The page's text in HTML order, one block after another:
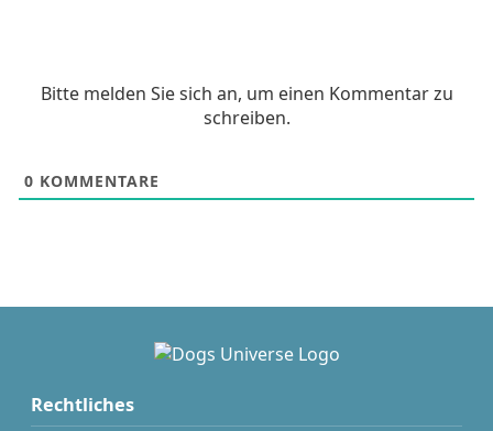
Bitte melden Sie sich an, um einen Kommentar zu
schreiben.
0 KOMMENTARE
Rechtliches